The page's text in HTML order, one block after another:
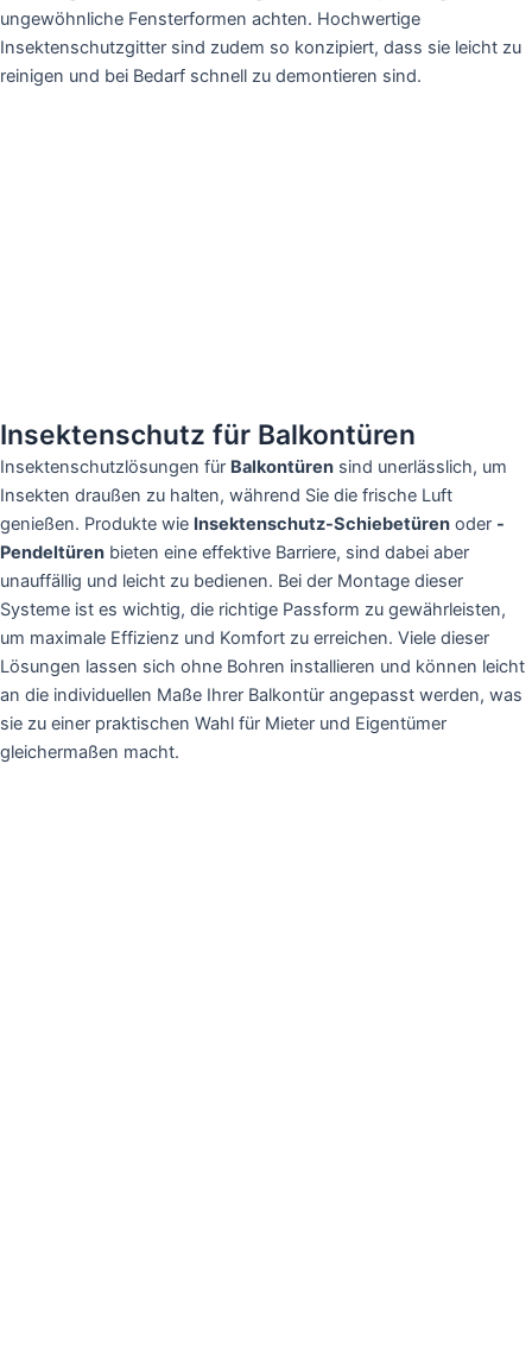
ungewöhnliche Fensterformen achten. Hochwertige
Insektenschutzgitter sind zudem so konzipiert, dass sie leicht zu
reinigen und bei Bedarf schnell zu demontieren sind.
Insektenschutz für Balkontüren
Insektenschutzlösungen für Balkontüren sind unerlässlich, um
Insekten draußen zu halten, während Sie die frische Luft
genießen. Produkte wie Insektenschutz-Schiebetüren oder -
Pendeltüren bieten eine effektive Barriere, sind dabei aber
unauffällig und leicht zu bedienen. Bei der Montage dieser
Systeme ist es wichtig, die richtige Passform zu gewährleisten,
um maximale Effizienz und Komfort zu erreichen. Viele dieser
Lösungen lassen sich ohne Bohren installieren und können leicht
an die individuellen Maße Ihrer Balkontür angepasst werden, was
sie zu einer praktischen Wahl für Mieter und Eigentümer
gleichermaßen macht.